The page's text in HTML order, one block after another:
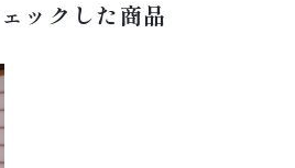
ックした商品